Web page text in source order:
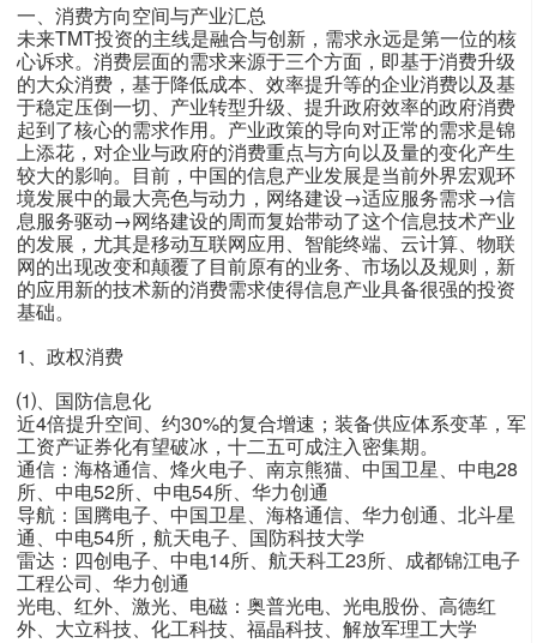
一、消费方向空间与产业汇总
未来TMT投资的主线是融合与创新，需求永远是第一位的核
心诉求。消费层面的需求来源于三个方面，即基于消费升级
的大众消费，基于降低成本、效率提升等的企业消费以及基
于稳定压倒一切、产业转型升级、提升政府效率的政府消费
起到了核心的需求作用。产业政策的导向对正常的需求是锦
上添花，对企业与政府的消费重点与方向以及量的变化产生
较大的影响。目前，中国的信息产业发展是当前外界宏观环
境发展中的最大亮色与动力，网络建设→适应服务需求→信
息服务驱动→网络建设的周而复始带动了这个信息技术产业
的发展，尤其是移动互联网应用、智能终端、云计算、物联
网的出现改变和颠覆了目前原有的业务、市场以及规则，新
的应用新的技术新的消费需求使得信息产业具备很强的投资
基础。
1、政权消费
⑴、国防信息化
近4倍提升空间、约30%的复合增速；装备供应体系变革，军
工资产证券化有望破冰，十二五可成注入密集期。
通信：海格通信、烽火电子、南京熊猫、中国卫星、中电28
所、中电52所、中电54所、华力创通
导航：国腾电子、中国卫星、海格通信、华力创通、北斗星
通、中电54所，航天电子、国防科技大学
雷达：四创电子、中电14所、航天科工23所、成都锦江电子
工程公司、华力创通
光电、红外、激光、电磁：奥普光电、光电股份、高德红
外、大立科技、化工科技、福晶科技、解放军理工大学